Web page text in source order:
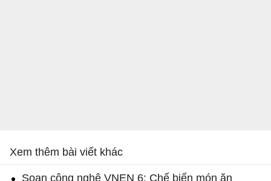
Xem thêm bài viết khác
Soạn công nghệ VNEN 6: Chế biến món ăn